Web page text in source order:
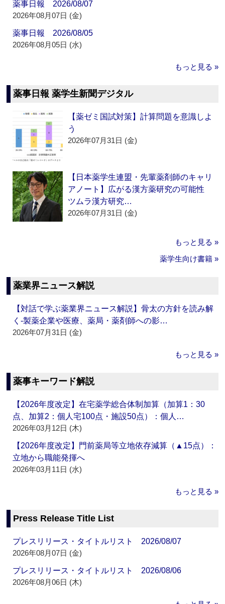
薬事日報 2026/08/07
2026年08月07日 (金)
薬事日報 2026/08/05
2026年08月05日 (水)
もっと見る »
薬事日報 薬学生新聞デジタル
【薬ゼミ国試対策】計算問題を意識しよ
う
2026年07月31日 (金)
【日本薬学生連盟・先輩薬剤師のキャリ
アノート】広がる漢方薬研究の可能性
ツムラ漢方研究…
2026年07月31日 (金)
もっと見る »
薬学生向け書籍 »
薬業界ニュース解説
【対話で学ぶ薬業界ニュース解説】骨太の方針を読み解
く‐製薬企業や医療、薬局・薬剤師への影…
2026年07月31日 (金)
もっと見る »
薬事キーワード解説
【2026年度改定】在宅薬学総合体制加算（加算1：30
点、加算2：個人宅100点・施設50点）：個人…
2026年03月12日 (木)
【2026年度改定】門前薬局等立地依存減算（▲15点）：
立地から職能発揮へ
2026年03月11日 (水)
もっと見る »
Press Release Title List
プレスリリース・タイトルリスト 2026/08/07
2026年08月07日 (金)
プレスリリース・タイトルリスト 2026/08/06
2026年08月06日 (木)